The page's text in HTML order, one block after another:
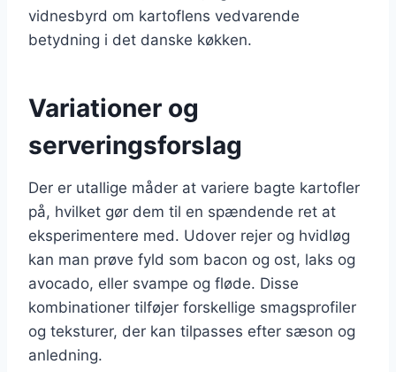
vidnesbyrd om kartoflens vedvarende
betydning i det danske køkken.
Variationer og
serveringsforslag
Der er utallige måder at variere bagte kartofler
på, hvilket gør dem til en spændende ret at
eksperimentere med. Udover rejer og hvidløg
kan man prøve fyld som bacon og ost, laks og
avocado, eller svampe og fløde. Disse
kombinationer tilføjer forskellige smagsprofiler
og teksturer, der kan tilpasses efter sæson og
anledning.